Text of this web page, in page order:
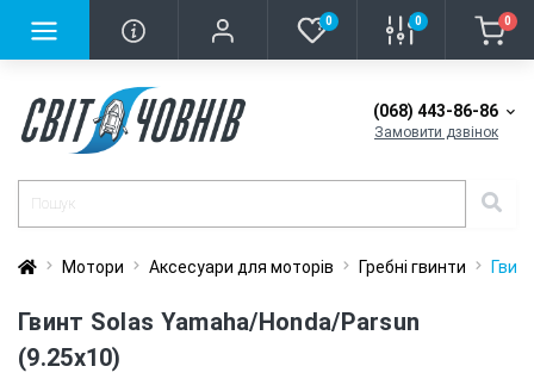
0 0 0
(068) 443-86-86
Замовити дзвінок
Мотори Аксесуари для моторів Гребні гвинти
Гвинт Solas Yamaha/Honda/Parsun
(9.25х10)